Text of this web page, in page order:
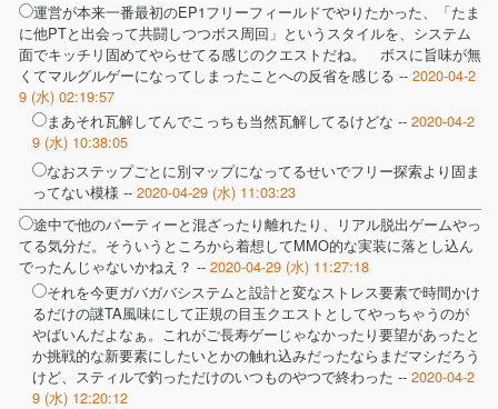
運営が本来一番最初のEP1フリーフィールドでやりたかった、「たま
に他PTと出会って共闘しつつボス周回」というスタイルを、システム
面でキッチリ固めてやらせてる感じのクエストだね。 ボスに旨味が無
くてマルグルゲーになってしまったことへの反省を感じる -- 2020-04-2
9 (水) 02:19:57
まあそれ瓦解してんでこっちも当然瓦解してるけどな -- 2020-04-2
9 (水) 10:38:05
なおステップごとに別マップになってるせいでフリー探索より固ま
ってない模様 -- 2020-04-29 (水) 11:03:23
途中で他のパーティーと混ざったり離れたり、リアル脱出ゲームやっ
てる気分だ。そういうところから着想してMMO的な実装に落とし込ん
でったんじゃないかねえ？ -- 2020-04-29 (水) 11:27:18
それを今更ガバガバシステムと設計と変なストレス要素で時間かけ
るだけの謎TA風味にして正規の目玉クエストとしてやっちゃうのが
やばいんだよなぁ。これがご長寿ゲーじゃなかったり要望があったと
か挑戦的な新要素にしたいとかの触れ込みだったならまだマシだろう
けど、スティルで釣っただけのいつものやつで終わった -- 2020-04-2
9 (水) 12:20:12